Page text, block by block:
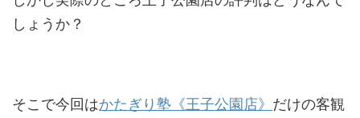
しょうか？
そこで今回はかたぎり塾《王子公園店》 だけの客観